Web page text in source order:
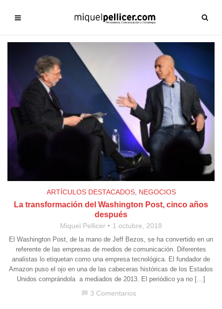
ARTÍCULOS DESTACADOS, NEGOCIOS
La transformación del Washington Post, cinco años
después
Miquel Pellicer 1 octubre, 2018
El Washington Post, de la mano de Jeff Bezos, se ha convertido en un
referente de las empresas de medios de comunicación. Diferentes
analistas lo etiquetan como una empresa tecnológica. El fundador de
Amazon puso el ojo en una de las cabeceras históricas de los Estados
Unidos comprándola a mediados de 2013. El periódico ya no […]
chat_bubble 3 Comentarios